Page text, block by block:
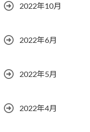
2022年10月
2022年6月
2022年5月
2022年4月